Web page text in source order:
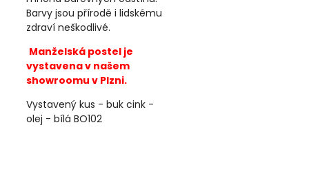
Barvy jsou přírodě i lidskému
zdraví neškodlivé.
Manželská postel je
vystavena v našem
showroomu v Plzni.
Vystavený kus - buk cink -
olej - bílá BO102